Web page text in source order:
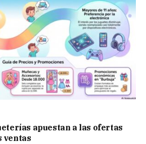
apuestan a las ofertas
ventas